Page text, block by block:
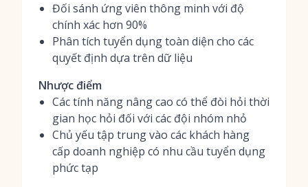
Đối sánh ứng viên thông minh với độ
chính xác hơn 90%
Phân tích tuyển dụng toàn diện cho các
quyết định dựa trên dữ liệu
Nhược điểm
Các tính năng nâng cao có thể đòi hỏi thời
gian học hỏi đối với các đội nhóm nhỏ
Chủ yếu tập trung vào các khách hàng
cấp doanh nghiệp có nhu cầu tuyển dụng
phức tạp